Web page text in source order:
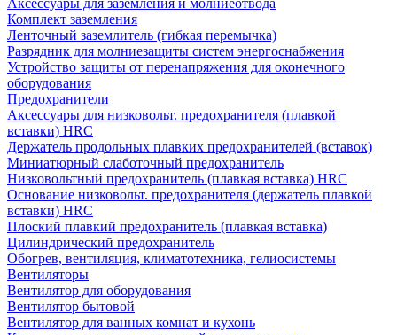
Аксессуары для заземления и молниеотвода
Комплект заземления
Ленточный заземлитель (гибкая перемычка)
Разрядник для молниезащиты систем энергоснабжения
Устройство защиты от перенапряжения для оконечного
оборудования
Предохранители
Аксессуары для низковольт. предохранителя (плавкой
вставки) HRC
Держатель продольных плавких предохранителей (вставок)
Миниатюрный слаботочный предохранитель
Низковольтный предохранитель (плавкая вставка) HRC
Основание низковольт. предохранителя (держатель плавкой
вставки) HRC
Плоский плавкий предохранитель (плавкая вставка)
Цилиндрический предохранитель
Обогрев, вентиляция, климатотехника, гелиосистемы
Вентиляторы
Вентилятор для оборудования
Вентилятор бытовой
Вентилятор для ванных комнат и кухонь